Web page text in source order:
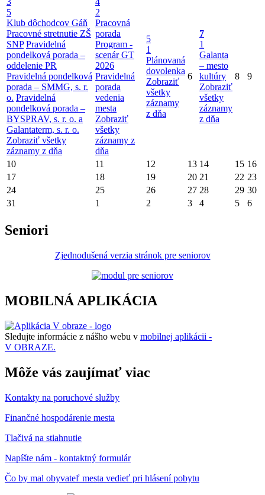
5
Klub dôchodcov Gáň
Pracovné stretnutie ZŠ
SNP Pravidelná
pondelková porada –
oddelenie PR
Pravidelná pondelková
porada – SMMG, s. r.
o. Pravidelná
pondelková porada –
BYSPRAV, s. r. o. a
Galantaterm, s. r. o.
Zobraziť všetky
záznamy z dňa
2
Pracovná
porada
Program -
scenár GT
2026
Pravidelná
porada
vedenia
mesta
Zobraziť
všetky
záznamy z
dňa
5
1
Plánovaná
dovolenka
Zobraziť
všetky
záznamy
z dňa
6
7
1
Galanta
– mesto
kultúry
Zobraziť
všetky
záznamy
z dňa
8 9
10 11 12 13 14 15 16
17
18 19 20 21 22 23
24
25 26 27 28 29 30
31
1 2 3 4 5 6
Seniori
Zjednodušená verzia stránok pre seniorov
MOBILNÁ APLIKÁCIA
Sledujte informácie z nášho webu v mobilnej aplikácii -
V OBRAZE.
Môže vás zaujímať viac
Kontakty na poruchové služby
Finančné hospodárenie mesta
Tlačivá na stiahnutie
Napíšte nám - kontaktný formulár
Čo by mal obyvateľ mesta vedieť pri hlásení pobytu